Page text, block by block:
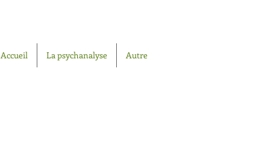
Accueil La psychanalyse Autre